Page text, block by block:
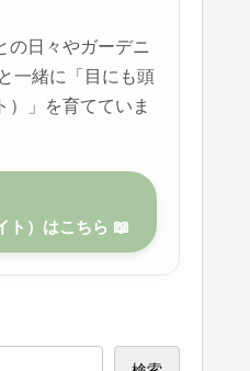
の日々やガーデニ
一緒に「目にも頭
）」を育てていま
ト）はこちら 📖